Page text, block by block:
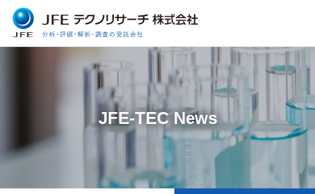
JFE-TEC News